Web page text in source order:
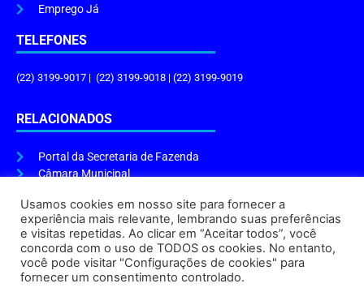
Emprego Já
TELEFONES
(22) 3199-9017 | (22) 3199-9018 | (22) 3199-9019
RELACIONADOS
Portal da Secretaria de Fazenda
Câmara Municipal
ENDEREÇO E HORÁRIO
Endereço:Praça Tiradentes, s/n – Centro, Cabo Frio – RJ, 28906-290
Atendimento do Protocolo Geral da Prefeitura:9h às 16h
Usamos cookies em nosso site para fornecer a
experiência mais relevante, lembrando suas preferências
e visitas repetidas. Ao clicar em “Aceitar todos”, você
concorda com o uso de TODOS os cookies. No entanto,
você pode visitar "Configurações de cookies" para
fornecer um consentimento controlado.